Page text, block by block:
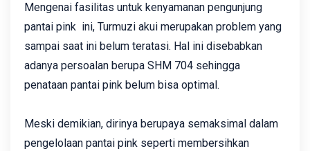
Mengenai fasilitas untuk kenyamanan pengunjung
pantai pink ini, Turmuzi akui merupakan problem yang
sampai saat ini belum teratasi. Hal ini disebabkan
adanya persoalan berupa SHM 704 sehingga
penataan pantai pink belum bisa optimal.
Meski demikian, dirinya berupaya semaksimal dalam
pengelolaan pantai pink seperti membersihkan